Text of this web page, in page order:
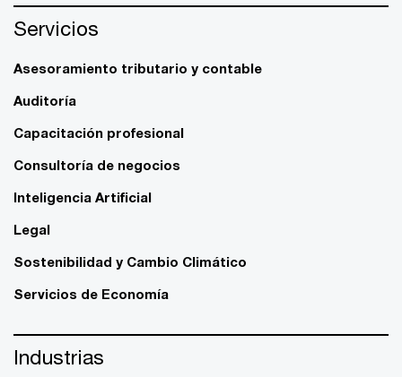
Servicios
Asesoramiento tributario y contable
Auditoría
Capacitación profesional
Consultoría de negocios
Inteligencia Artificial
Legal
Sostenibilidad y Cambio Climático
Servicios de Economía
Industrias